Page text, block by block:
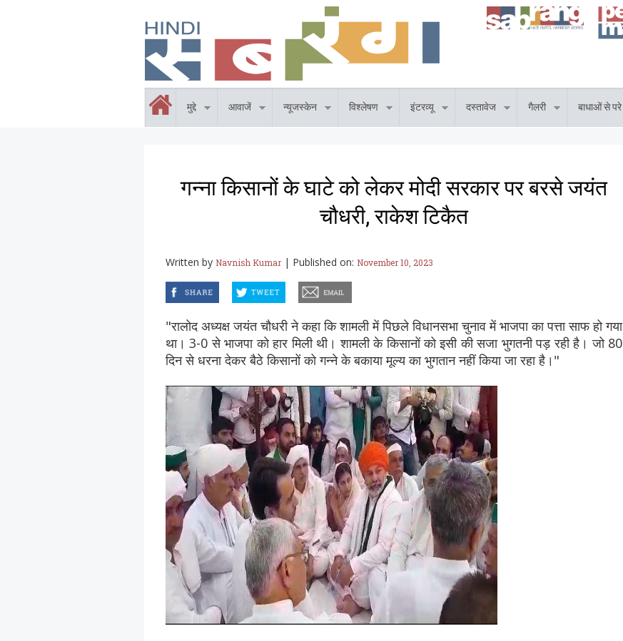
मुद्दे आवाजें न्यूजस्केन विश्लेषण इंटरव्यू दस्तावेज गैलरी बाधाओं से परे
गन्ना किसानों के घाटे को लेकर मोदी सरकार पर बरसे जयंत
चौधरी, राकेश टिकैत
Written by Navnish Kumar | Published on: November 10, 2023
"रालोद अध्यक्ष जयंत चौधरी ने कहा कि शामली में पिछले विधानसभा चुनाव में भाजपा का पत्ता साफ हो गया
था। 3-0 से भाजपा को हार मिली थी। शामली के किसानों को इसी की सजा भुगतनी पड़ रही है। जो 80
दिन से धरना देकर बैठे किसानों को गन्ने के बकाया मूल्य का भुगतान नहीं किया जा रहा है।"